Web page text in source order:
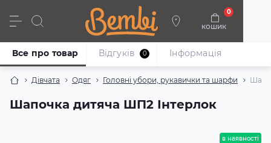
кошик
0
Дівчата Хлопці Немовлята Взуття
Дівчата Одяг Головні убори, рукавички та шарфи
Шапочка дитяча ШП2 Інтерлок
Все про товар Відгуків 0 Iнформація
в наявності